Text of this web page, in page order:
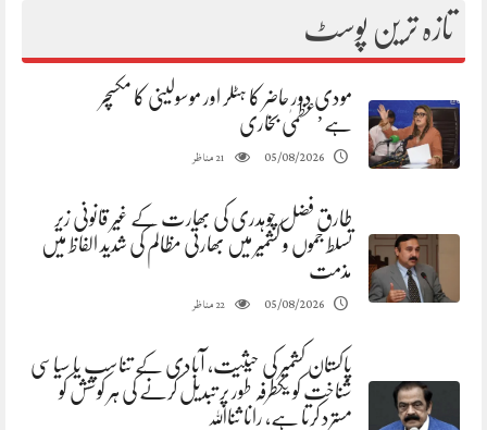
تازہ ترین پوسٹ
مودی دور حاضر کا ہٹلر اور موسولینی کا مکسچر
ہے’عظمیٰ بخاری
05/08/2026
21مناظر
طارق فضل چوہدری کی بھارت کے غیر قانونی زیر
تسلط جموں و کشمیر میں بھارتی مظالم کی شدید الفاظ میں
مذمت
05/08/2026
22مناظر
پاکستان کشمیر کی حیثیت، آبادی کے تناسب یا سیاسی
شناخت کو یکطرفہ طور پر تبدیل کرنے کی ہر کوشش کو
مسترد کرتا ہے، رانا ثنااللہ